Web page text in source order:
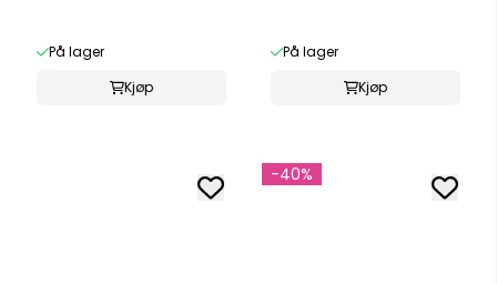
På lager
Kjøp
På lager
Kjøp
-40%